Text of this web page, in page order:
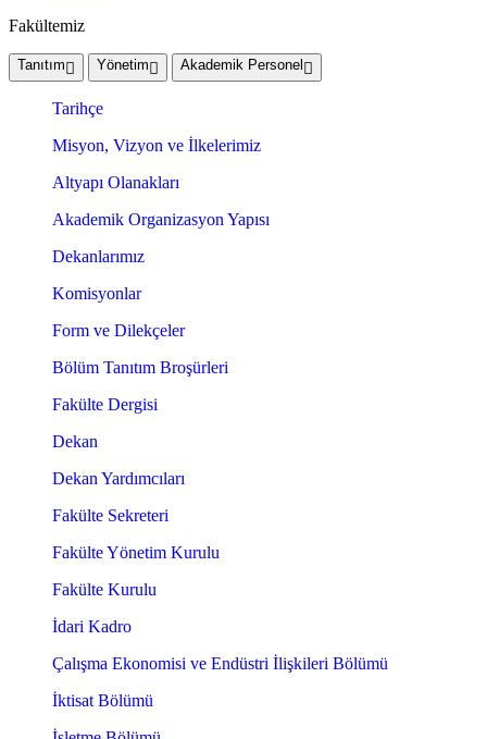
Fakültemiz
Tanıtım Yönetim Akademik Personel
Tarihçe
Misyon, Vizyon ve İlkelerimiz
Altyapı Olanakları
Akademik Organizasyon Yapısı
Dekanlarımız
Komisyonlar
Form ve Dilekçeler
Bölüm Tanıtım Broşürleri
Fakülte Dergisi
Dekan
Dekan Yardımcıları
Fakülte Sekreteri
Fakülte Yönetim Kurulu
Fakülte Kurulu
İdari Kadro
Çalışma Ekonomisi ve Endüstri İlişkileri Bölümü
İktisat Bölümü